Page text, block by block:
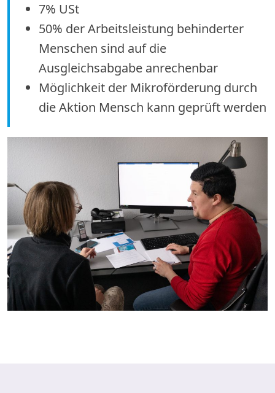
7% USt
50% der Arbeitsleistung behinderter
Menschen sind auf die
Ausgleichsabgabe anrechenbar
Möglichkeit der Mikroförderung durch
die Aktion Mensch kann geprüft werden